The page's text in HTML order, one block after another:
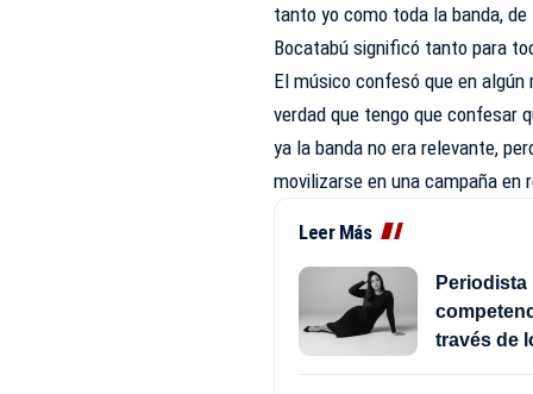
tanto yo como toda la banda,
Bocatabú significó tanto para
El músico confesó que en
verdad que tengo que confesar
ya la banda no era relevante,
movilizarse en una campaña en
Leer Más
Periodista
través de